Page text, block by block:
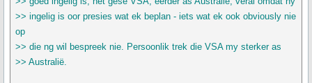
>> ingelig is oor presies wat ek beplan - iets wat ek ook obviously nie
op
>> die ng wil bespreek nie. Persoonlik trek die VSA my sterker as
>> Australië.